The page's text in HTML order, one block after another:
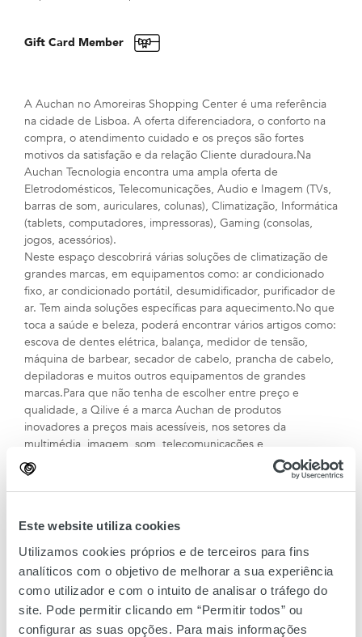
Este website utiliza cookies
Utilizamos cookies próprios e de terceiros para fins
analíticos com o objetivo de melhorar a sua experiência
como utilizador e com o intuito de analisar o tráfego do
site. Pode permitir clicando em “Permitir todos” ou
configurar as suas opções. Para mais informações
Gift Card Member
A Auchan no Amoreiras Shopping Center é uma referência
na cidade de Lisboa. A oferta diferenciadora, o conforto na
compra, o atendimento cuidado e os preços são fortes
motivos da satisfação e da relação Cliente duradoura.Na
Auchan Tecnologia encontra uma ampla oferta de
Eletrodomésticos, Telecomunicações, Audio e Imagem (TVs,
barras de som, auriculares, colunas), Climatização, Informática
(tablets, computadores, impressoras), Gaming (consolas,
jogos, acessórios).
Neste espaço descobrirá várias soluções de climatização de
grandes marcas, em equipamentos como: ar condicionado
fixo, ar condicionado portátil, desumidificador, purificador de
ar. Tem ainda soluções específicas para aquecimento.No que
toca a saúde e beleza, poderá encontrar vários artigos como:
escova de dentes elétrica, balança, medidor de tensão,
máquina de barbear, secador de cabelo, prancha de cabelo,
depiladoras e muitos outros equipamentos de grandes
marcas.Para que não tenha de escolher entre preço e
qualidade, a Qilive é a marca Auchan de produtos
inovadores a preços mais acessíveis, nos setores da
multimédia, imagem, som, telecomunicações e
eletrodomésticos. Aproveite ainda as oportunidades
exclusivas para fãs do Clube Auchan.